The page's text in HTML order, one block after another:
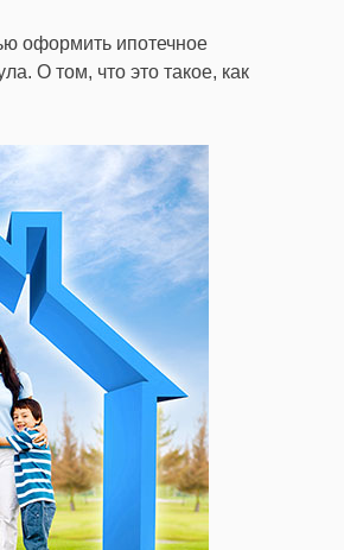
оформить ипотечное
О том, что это такое, как